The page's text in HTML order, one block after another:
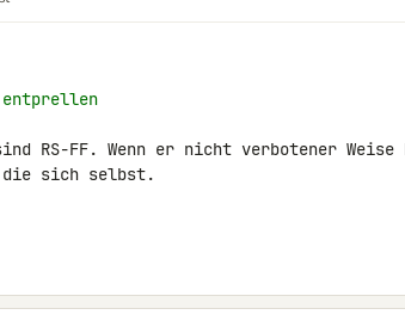
sind RS-FF. Wenn er nicht verbotener
sich selbst.